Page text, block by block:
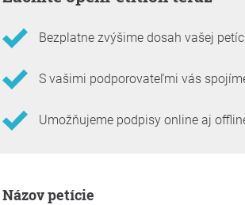
Bezplatne zvýšime dosah vašej
S vašimi podporovateľmi vás
Umožňujeme podpisy online aj
Názov petície